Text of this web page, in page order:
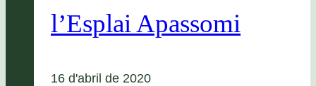
l’Esplai Apassomi
16 d'abril de 2020